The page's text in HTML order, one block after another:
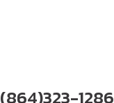
(864)323-1286